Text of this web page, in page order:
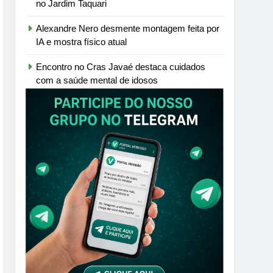
no Jardim Taquari
Alexandre Nero desmente montagem feita por
IA e mostra físico atual
Encontro no Cras Javaé destaca cuidados
com a saúde mental de idosos